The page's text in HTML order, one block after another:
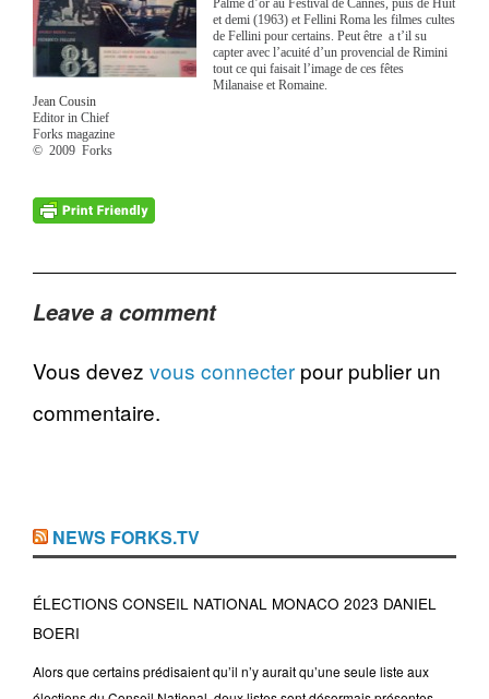
Palme d’or au Festival de Cannes, puis de Huit
et demi (1963) et Fellini Roma les filmes cultes
de Fellini pour certains. Peut être a t’il su
capter avec l’acuité d’un provencial de Rimini
tout ce qui faisait l’image de ces fêtes
Milanaise et Romaine.
Jean Cousin
Editor in Chief
Forks magazine
© 2009 Forks
Leave a comment
Vous devez vous connecter pour publier un
commentaire.
NEWS FORKS.TV
ÉLECTIONS CONSEIL NATIONAL MONACO 2023 DANIEL
BOERI
Alors que certains prédisaient qu’il n’y aurait qu’une seule liste aux